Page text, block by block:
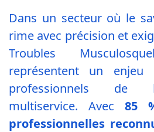
Dans un secteur où le
rime avec précision et
Troubles
représentent un
professionnels de
multiservice. Avec 85
professionnelles